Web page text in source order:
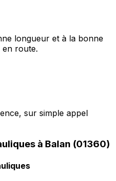
longueur et à la bonne
en route.
sur simple appel
à Balan (01360)